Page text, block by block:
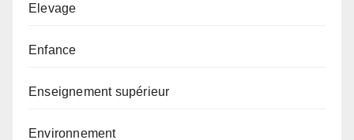
Elevage
Enfance
Enseignement supérieur
Environnement